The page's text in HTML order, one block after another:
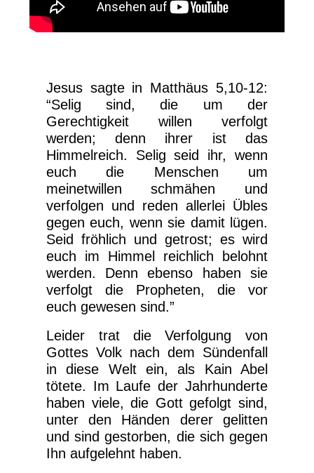
Jesus sagte in Matthäus 5,10-12:
“Selig sind, die um der
Gerechtigkeit willen verfolgt
werden; denn ihrer ist das
Himmelreich. Selig seid ihr, wenn
euch die Menschen um
meinetwillen schmähen und
verfolgen und reden allerlei Übles
gegen euch, wenn sie damit lügen.
Seid fröhlich und getrost; es wird
euch im Himmel reichlich belohnt
werden. Denn ebenso haben sie
verfolgt die Propheten, die vor
euch gewesen sind.”
Leider trat die Verfolgung von
Gottes Volk nach dem Sündenfall
in diese Welt ein, als Kain Abel
tötete. Im Laufe der Jahrhunderte
haben viele, die Gott gefolgt sind,
unter den Händen derer gelitten
und sind gestorben, die sich gegen
Ihn aufgelehnt haben.